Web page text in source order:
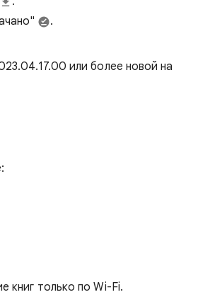
.
или более новой на
книг только по Wi-Fi.